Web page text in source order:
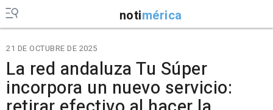
notimérica
21 DE OCTUBRE DE 2025
La red andaluza Tu Súper
incorpora un nuevo servicio: